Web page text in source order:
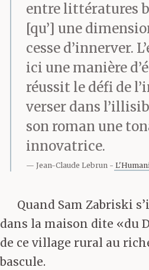
entre littératures
[qu’] une
cesse d’innerver.
ici une manière
réussit le défi de
verser dans
son roman une
innovatrice.
Jean-Claude Lebrun
Quand Sam Zabriski
dans la maison dite «du
de ce village rural au
bascule.